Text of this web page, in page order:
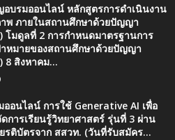
บรมออนไลน์ หลักสูตรการดำเนินงาน
พ ภายในสถานศึกษาด้วยปัญญา
โมดูลที่ 2 การกำหนดมาตรฐานการ
หมายของสถานศึกษาด้วยปัญญา
8 สิงหาคม...
อนไลน์ การใช้ Generative AI เพื่อ
การเรียนรู้วิทยาศาสตร์ รุ่นที่ 3 ผ่าน
รติบัตรจาก สสวท. (วันที่รับสมัคร...